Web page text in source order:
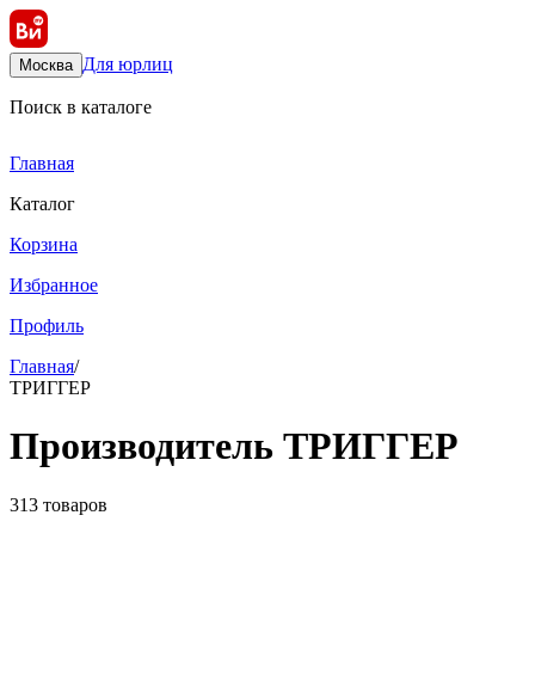
Москва Для юрлиц
Поиск в каталоге
Главная
Каталог
Корзина
Избранное
Профиль
Главная/
ТРИГГЕР
Производитель ТРИГГЕР
313 товаров